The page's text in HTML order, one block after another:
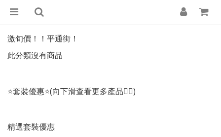
激旬價！！平通街！
此分類沒有商品
⭐套裝優惠⭐(向下滑查看更多產品👇🏻)
精選套裝優惠